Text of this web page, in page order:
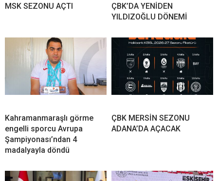
MSK SEZONU AÇTI
ÇBK’DA YENİDEN
YILDIZOĞLU DÖNEMİ
Kahramanmaraşlı görme
engelli sporcu Avrupa
Şampiyonası’ndan 4
madalyayla döndü
ÇBK MERSİN SEZONU
ADANA’DA AÇACAK